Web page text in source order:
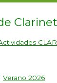
Verano 2026